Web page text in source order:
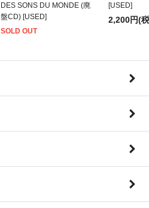
DES SONS DU MONDE (廃
盤CD) [USED]
SOLD OUT
[USED]
2,200円(